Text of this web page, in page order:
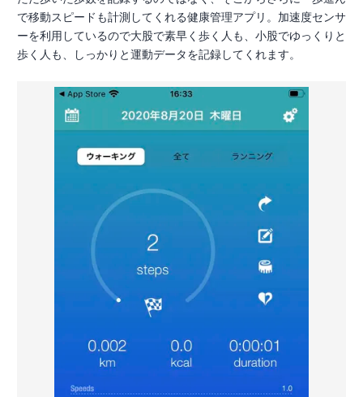
で移動スピードも計測してくれる健康管理アプリ。加速度センサ
ーを利用しているので大股で素早く歩く人も、小股でゆっくりと
歩く人も、しっかりと運動データを記録してくれます。